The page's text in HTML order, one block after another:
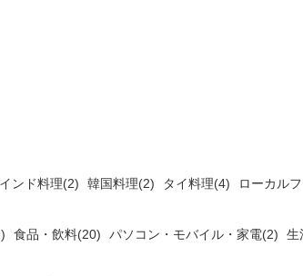
インド料理(2) 韓国料理(2) タイ料理(4) ローカル
食品・飲料(20) パソコン・モバイル・家電(2) 生